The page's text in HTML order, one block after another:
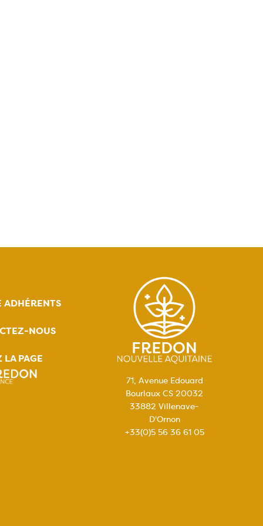
ADHÉRENTS
NOUS
LA PAGE
71, Avenue Edouard
Bourlaux CS 20032
33882 Villenave-
D'Ornon
+33(0)5 56 36 61 05